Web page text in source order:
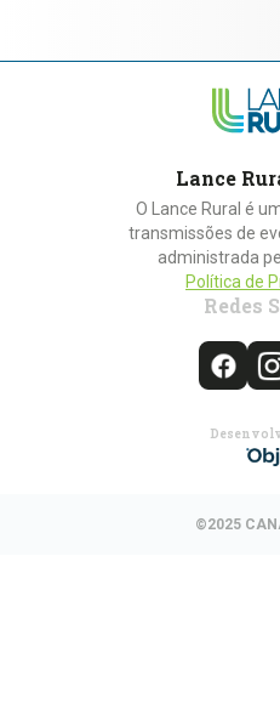
Lance
O Lance Rural é
transmissões de
administrada
Política de
Redes
©2025